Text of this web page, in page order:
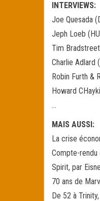
INTERVIEWS:
Joe Quesada
Jeph Loeb
Tim
Charlie Adlard
Robin Furth &
Howard
…
MAIS AUSSI:
La crise
Compte-
Spirit, par
70 ans de
De 52 à